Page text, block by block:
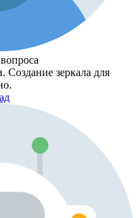
Создание зеркала для